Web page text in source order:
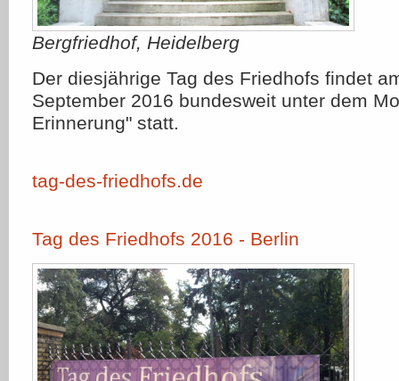
Bergfriedhof, Heidelberg
Der diesjährige Tag des Friedhofs findet
September 2016 bundesweit unter dem
Erinnerung" statt.
tag-des-friedhofs.de
Tag des Friedhofs 2016 - Berlin